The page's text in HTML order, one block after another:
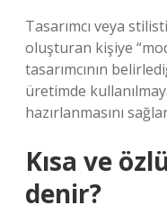
Tasarımcı veya
oluşturan kişiye
tasarımcının
üretimde
hazırlanmasını
Kısa ve
denir?